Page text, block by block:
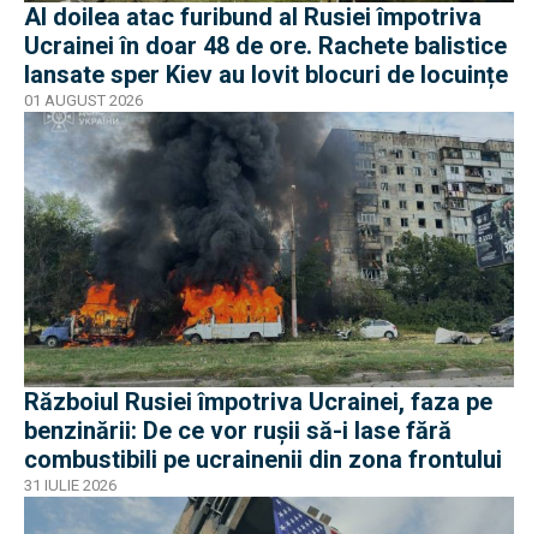
Al doilea atac furibund al Rusiei împotriva
Ucrainei în doar 48 de ore. Rachete balistice
lansate sper Kiev au lovit blocuri de locuințe
01 AUGUST 2026
Războiul Rusiei împotriva Ucrainei, faza pe
benzinării: De ce vor rușii să-i lase fără
combustibili pe ucrainenii din zona frontului
31 IULIE 2026